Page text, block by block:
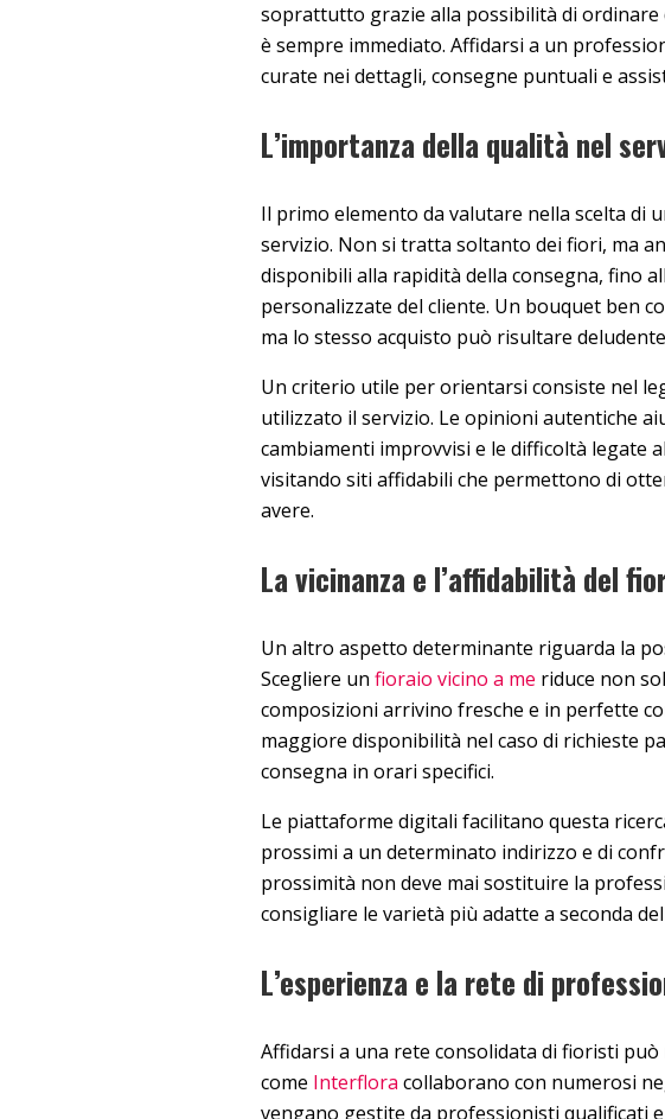
soprattutto grazie alla possibilità di
è sempre immediato. Affidarsi a un
curate nei dettagli, consegne puntuali e
L’importanza della qualità nel
Il primo elemento da valutare nella scelta di
servizio. Non si tratta soltanto dei fiori, ma
disponibili alla rapidità della consegna, fino
personalizzate del cliente. Un bouquet ben
ma lo stesso acquisto può risultare
Un criterio utile per orientarsi consiste nel
utilizzato il servizio. Le opinioni autentiche
cambiamenti improvvisi e le difficoltà legate
visitando siti affidabili che permettono di
avere.
La vicinanza e l’affidabilità del
Un altro aspetto determinante riguarda la
Scegliere un fioraio vicino a me riduce non
composizioni arrivino fresche e in perfette
maggiore disponibilità nel caso di richieste
consegna in orari specifici.
Le piattaforme digitali facilitano questa
prossimi a un determinato indirizzo e di
prossimità non deve mai sostituire la
consigliare le varietà più adatte a seconda
L’esperienza e la rete di
Affidarsi a una rete consolidata di fioristi
come Interflora collaborano con numerosi
vengano gestite da professionisti qualificati